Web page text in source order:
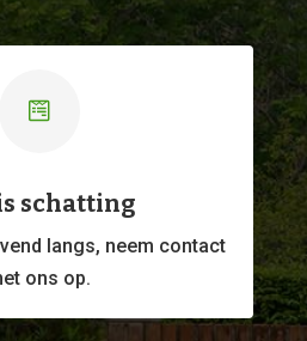

schatting
langs, neem contact
ons op.